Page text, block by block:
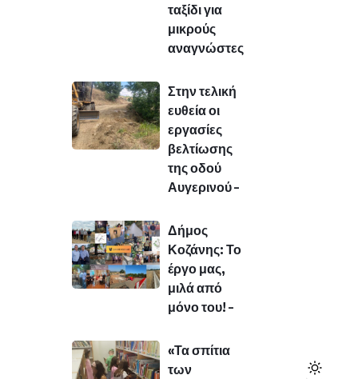
ταξίδι για
μικρούς
αναγνώστες
Στην τελική
ευθεία οι
εργασίες
βελτίωσης
της οδού
Αυγερινού –
Δήμος
Κοζάνης: Το
έργο μας,
μιλά από
μόνο του! –
«Τα σπίτια
των